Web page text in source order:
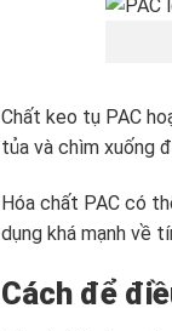
Chất keo tụ PAC
tủa và chìm xuống
Hóa chất PAC có
dụng khá mạnh về
Cách để